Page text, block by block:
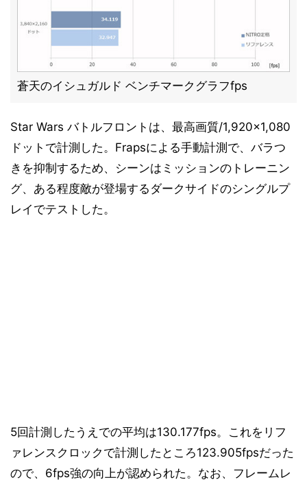
蒼天のイシュガルド ベンチマークグラフfps
Star Wars バトルフロントは、最高画質/1,920×1,080
ドットで計測した。Frapsによる手動計測で、バラつ
きを抑制するため、シーンはミッションのトレーニン
グ、ある程度敵が登場するダークサイドのシングルプ
レイでテストした。
5回計測したうえでの平均は130.177fps。これをリフ
ァレンスクロックで計測したところ123.905fpsだった
ので、6fps強の向上が認められた。なお、フレームレ